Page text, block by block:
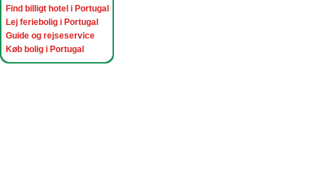
Find billigt hotel i Portugal
Lej feriebolig i Portugal
Guide og rejseservice
Køb bolig i Portugal